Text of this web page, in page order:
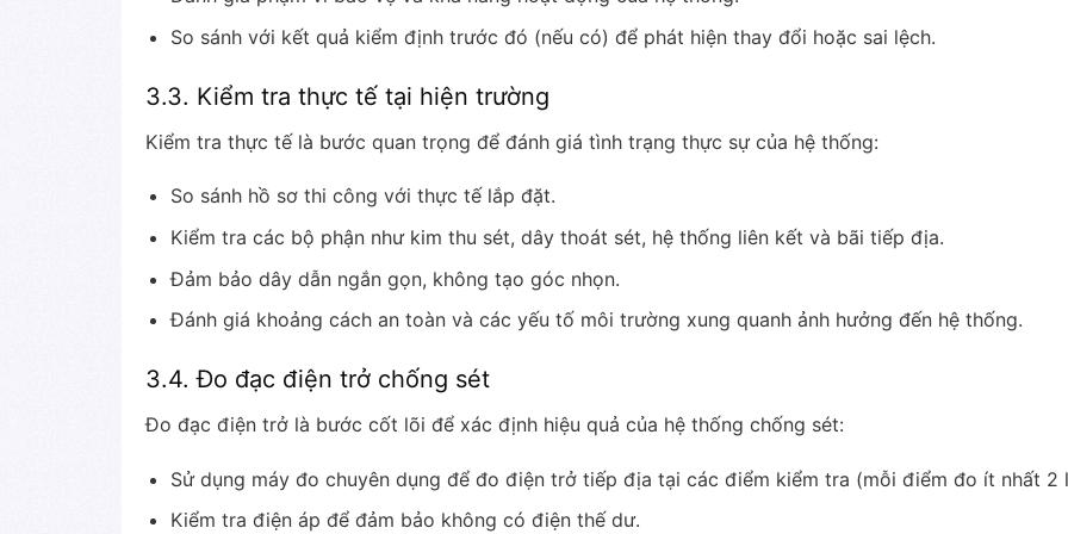
So sánh với kết quả kiểm định trước đó (nếu có) để phát hiện thay đổi hoặc sai lệch.
3.3. Kiểm tra thực tế tại hiện trường
Kiểm tra thực tế là bước quan trọng để đánh giá tình trạng thực sự của hệ thống:
So sánh hồ sơ thi công với thực tế lắp đặt.
Kiểm tra các bộ phận như kim thu sét, dây thoát sét, hệ thống liên kết và bãi tiếp địa.
Đảm bảo dây dẫn ngắn gọn, không tạo góc nhọn.
Đánh giá khoảng cách an toàn và các yếu tố môi trường xung quanh ảnh hưởng đến hệ thống.
3.4. Đo đạc điện trở chống sét
Đo đạc điện trở là bước cốt lõi để xác định hiệu quả của hệ thống chống sét:
Sử dụng máy đo chuyên dụng để đo điện trở tiếp địa tại các điểm kiểm tra (mỗi điểm đo ít nhất 2
Kiểm tra điện áp để đảm bảo không có điện thế dư.